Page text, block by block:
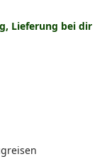
Lieferung bei dir